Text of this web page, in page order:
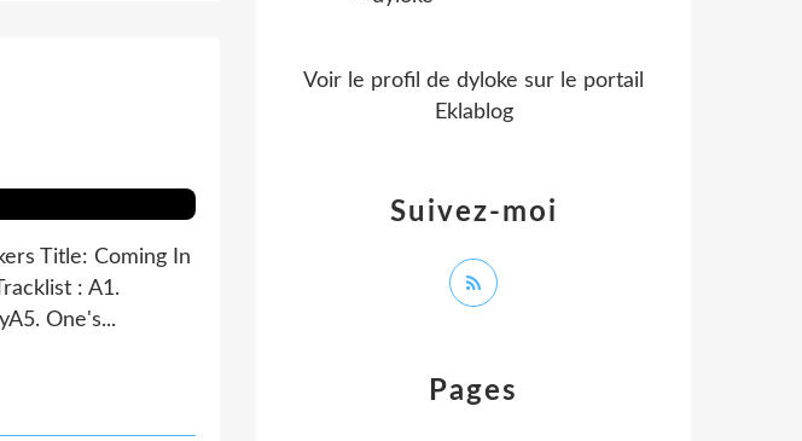
Title: Coming In
: A1.
One's...
Pages
Suivez-moi
Voir le profil de dyloke sur le portail
Eklablog